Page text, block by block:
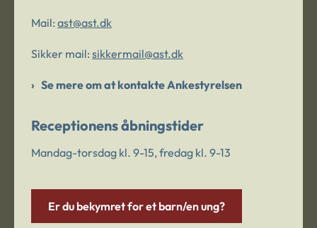
Mail: ast@ast.dk
Sikker mail: sikkermail@ast.dk
Se mere om at kontakte Ankestyrelsen
Receptionens åbningstider
Mandag-torsdag kl. 9-15, fredag kl. 9-13
Er du bekymret for et barn/en ung?